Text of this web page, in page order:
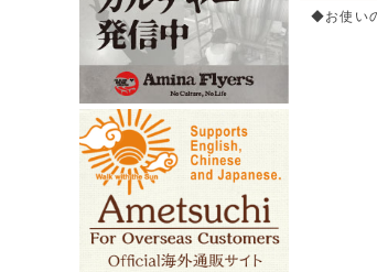
◆お使い